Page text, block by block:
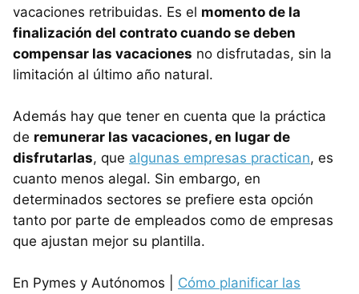
vacaciones retribuidas. Es el momento de la
finalización del contrato cuando se deben
compensar las vacaciones no disfrutadas, sin la
limitación al último año natural.
Además hay que tener en cuenta que la práctica
de remunerar las vacaciones, en lugar de
disfrutarlas, que algunas empresas practican, es
cuanto menos alegal. Sin embargo, en
determinados sectores se prefiere esta opción
tanto por parte de empleados como de empresas
que ajustan mejor su plantilla.
En Pymes y Autónomos | Cómo planificar las